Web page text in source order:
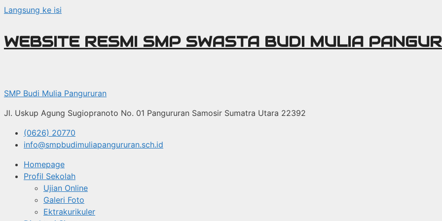
Langsung ke isi
WEBSITE RESMI SMP SWASTA BUDI MULIA
SMP Budi Mulia Pangururan
Jl. Uskup Agung Sugiopranoto No. 01 Pangururan Samosir Sumatra Utara 22392
(0626) 20770
info@smpbudimuliapangururan.sch.id
Homepage
Profil Sekolah
Ujian Online
Galeri Foto
Ektrakurikuler